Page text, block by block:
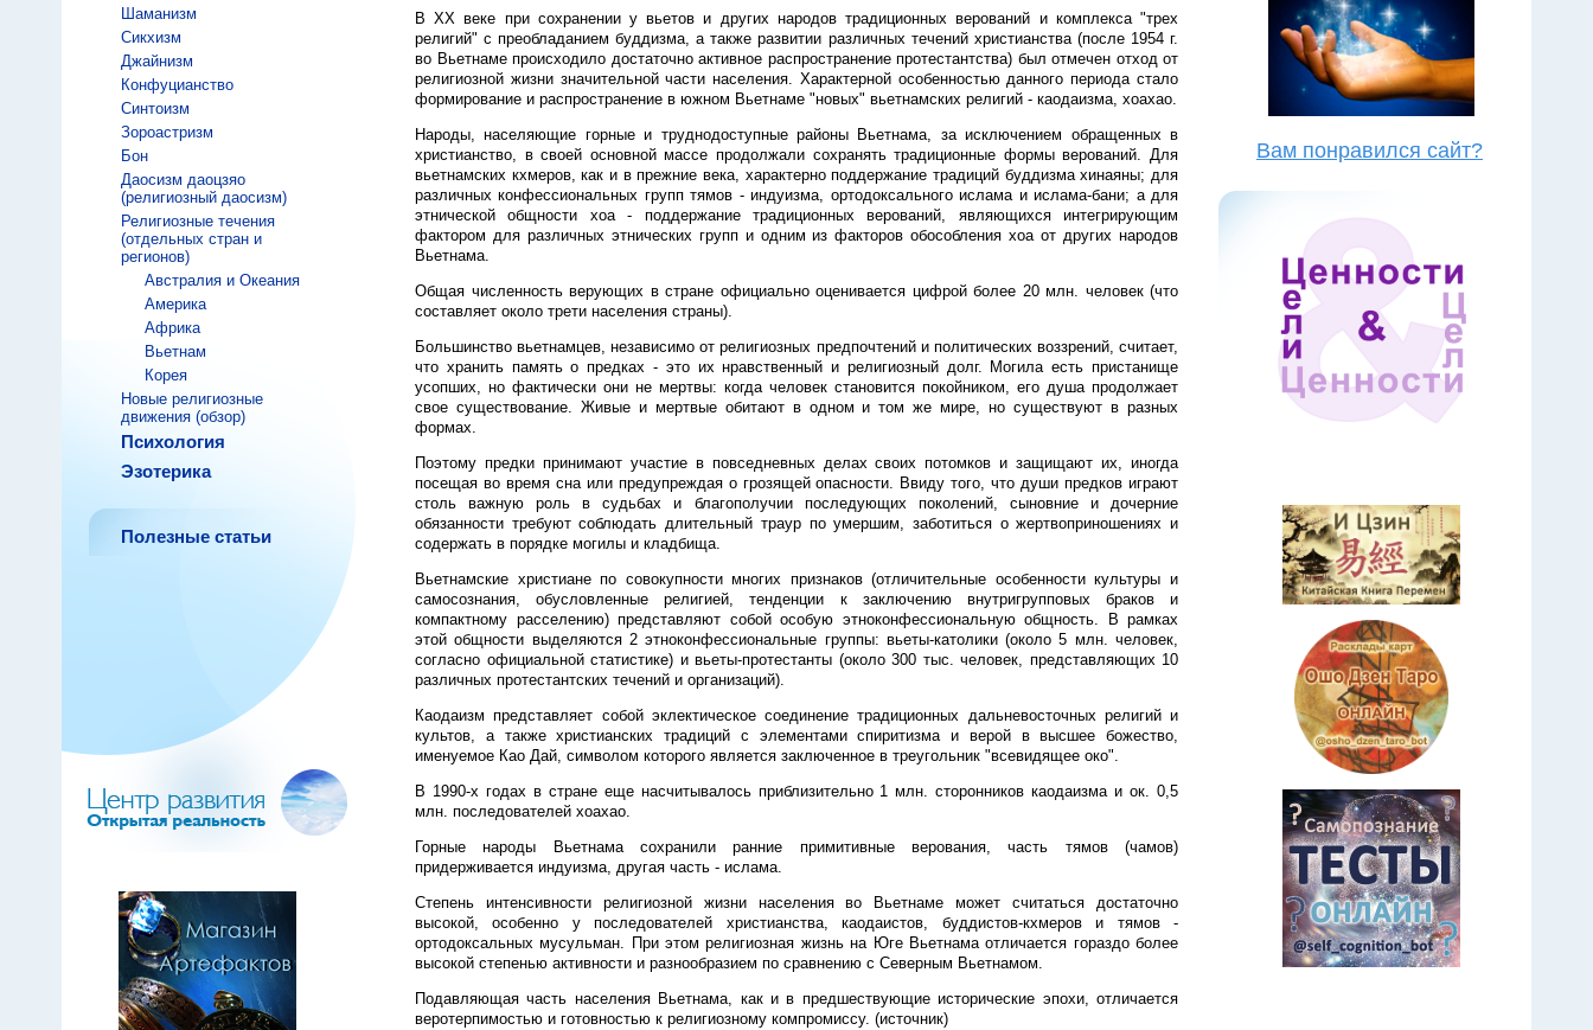
Шаманизм
Сикхизм
Джайнизм
Конфуцианство
Синтоизм
Зороастризм
Бон
Даосизм даоцзяо
(религиозный даосизм)
Религиозные течения
(отдельных стран и
регионов)
Австралия и Океания
Америка
Африка
Вьетнам
Корея
Новые религиозные
движения (обзор)
Психология
Эзотерика
Полезные статьи
Вам понравился сайт?
В ХХ веке при сохранении у вьетов и других народов традиционных верований и комплекса "трех
религий" с преобладанием буддизма, а также развитии различных течений христианства (после 1954 г.
во Вьетнаме происходило достаточно активное распространение протестантства) был отмечен отход от
религиозной жизни значительной части населения. Характерной особенностью данного периода стало
формирование и распространение в южном Вьетнаме "новых" вьетнамских религий - каодаизма, хоахао.
Народы, населяющие горные и труднодоступные районы Вьетнама, за исключением обращенных в
христианство, в своей основной массе продолжали сохранять традиционные формы верований. Для
вьетнамских кхмеров, как и в прежние века, характерно поддержание традиций буддизма хинаяны; для
различных конфессиональных групп тямов - индуизма, ортодоксального ислама и ислама-бани; а для
этнической общности хоа - поддержание традиционных верований, являющихся интегрирующим
фактором для различных этнических групп и одним из факторов обособления хоа от других народов
Вьетнама.
Общая численность верующих в стране официально оценивается цифрой более 20 млн. человек (что
составляет около трети населения страны).
Большинство вьетнамцев, независимо от религиозных предпочтений и политических воззрений, считает,
что хранить память о предках - это их нравственный и религиозный долг. Могила есть пристанище
усопших, но фактически они не мертвы: когда человек становится покойником, его душа продолжает
свое существование. Живые и мертвые обитают в одном и том же мире, но существуют в разных
формах.
Поэтому предки принимают участие в повседневных делах своих потомков и защищают их, иногда
посещая во время сна или предупреждая о грозящей опасности. Ввиду того, что души предков играют
столь важную роль в судьбах и благополучии последующих поколений, сыновние и дочерние
обязанности требуют соблюдать длительный траур по умершим, заботиться о жертвоприношениях и
содержать в порядке могилы и кладбища.
Вьетнамские христиане по совокупности многих признаков (отличительные особенности культуры и
самосознания, обусловленные религией, тенденции к заключению внутригрупповых браков и
компактному расселению) представляют собой особую этноконфессиональную общность. В рамках
этой общности выделяются 2 этноконфессиональные группы: вьеты-католики (около 5 млн. человек,
согласно официальной статистике) и вьеты-протестанты (около 300 тыс. человек, представляющих 10
различных протестантских течений и организаций).
Каодаизм представляет собой эклектическое соединение традиционных дальневосточных религий и
культов, а также христианских традиций с элементами спиритизма и верой в высшее божество,
именуемое Као Дай, символом которого является заключенное в треугольник "всевидящее око".
В 1990-х годах в стране еще насчитывалось приблизительно 1 млн. сторонников каодаизма и ок. 0,5
млн. последователей хоахао.
Горные народы Вьетнама сохранили ранние примитивные верования, часть тямов (чамов)
придерживается индуизма, другая часть - ислама.
Степень интенсивности религиозной жизни населения во Вьетнаме может считаться достаточно
высокой, особенно у последователей христианства, каодаистов, буддистов-кхмеров и тямов -
ортодоксальных мусульман. При этом религиозная жизнь на Юге Вьетнама отличается гораздо более
высокой степенью активности и разнообразием по сравнению с Северным Вьетнамом.
Подавляющая часть населения Вьетнама, как и в предшествующие исторические эпохи, отличается
веротерпимостью и готовностью к религиозному компромиссу. (источник)